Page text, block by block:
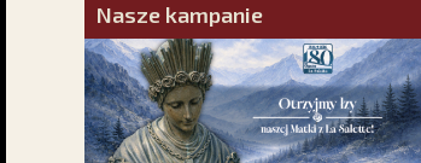
Nasze kampanie